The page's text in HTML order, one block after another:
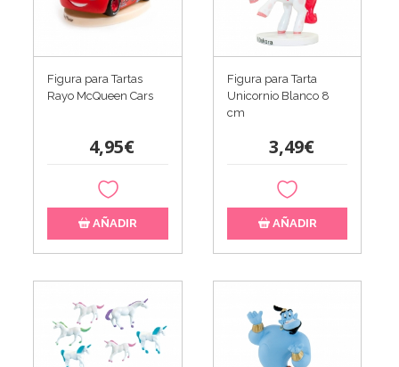
Figura para Tartas
Rayo McQueen Cars
4,95€
AÑADIR
Figura para Tarta
Unicornio Blanco 8
cm
3,49€
AÑADIR